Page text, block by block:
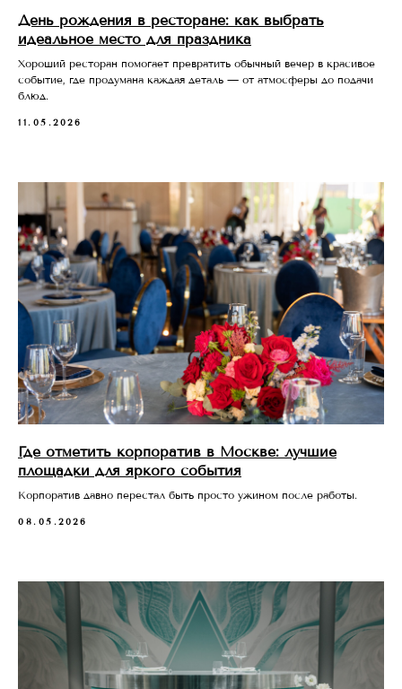
День рождения в ресторане: как выбрать
идеальное место для праздника
Хороший ресторан помогает превратить обычный вечер в красивое
событие, где продумана каждая деталь — от атмосферы до подачи
блюд.
11.05.2026
Где отметить корпоратив в Москве: лучшие
площадки для яркого события
Корпоратив давно перестал быть просто ужином после работы.
08.05.2026
Бронирование столов
+7 (499) 550-05-00
Банкетный менеджер
+7 (977) 000-95-27
sohofamily@yandex.ru
Главная Ресторан Банкеты
Отель
Галерея Контакты
+7 (967) 128-73-99